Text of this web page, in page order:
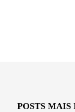
POSTS MAIS